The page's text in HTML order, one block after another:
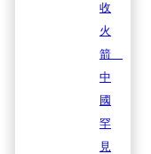
收
火
箭
中
國
罕
見